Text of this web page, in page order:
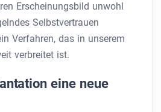
Erscheinungsbild unwohl
Selbstvertrauen
Verfahren, das in unserem
verbreitet ist.
eine neue